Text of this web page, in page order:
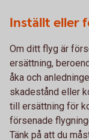
Inställt eller
Om ditt flyg är
ersättning,
åka och
skadestånd eller
till ersättning för
försenade
Tänk på att du